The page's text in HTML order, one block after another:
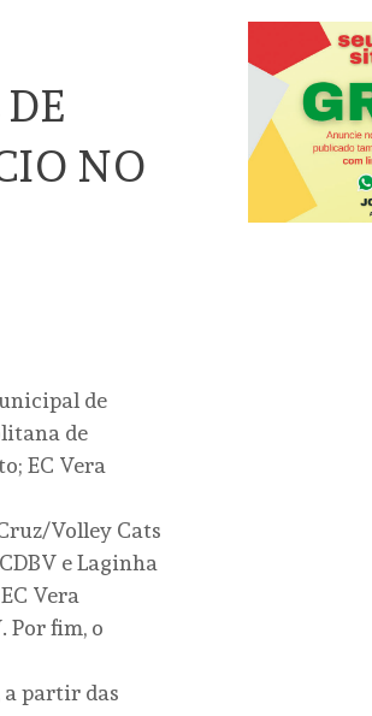
NO
de
de
EC Vera
Volley Cats
e Laginha
Vera
Por fim, o
a partir das